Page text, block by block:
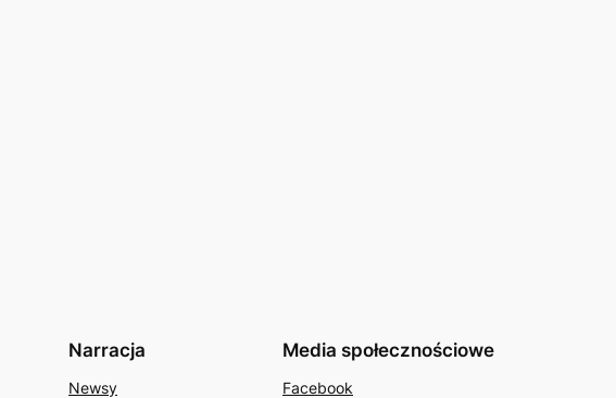
Narracja
Newsy
Media społecznościowe
Facebook